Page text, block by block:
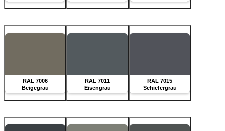
RAL 7006
Beigegrau
RAL 7011
Eisengrau
RAL 7015
Schiefergrau